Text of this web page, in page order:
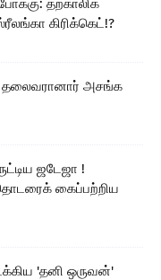
தற்காலிக
கிரிக்கெட்!?
தலைவரானார் அசங்க
ஜடேஜா !
கைப்பற்றிய
'தனி ஒருவன்'